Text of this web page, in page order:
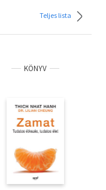
Teljes lista
KÖNYV